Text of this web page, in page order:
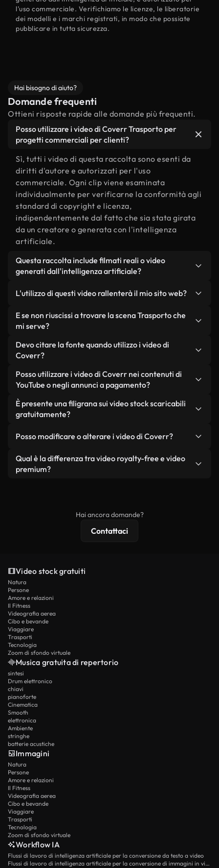
l'uso commerciale. Verifichiamo le licenze, le liberatorie
dei modelli e i marchi registrati, in modo che possiate
pubblicare in tutta sicurezza.
Hai bisogno di aiuto?
Domande frequenti
Ottieni risposte rapide alle domande più frequenti.
Posso utilizzare i video di Coverr Trasporto per
progetti commerciali per clienti?
Sì, tutti i video di questa raccolta sono esenti da
diritti d'autore e autorizzati per l'uso
commerciale. Ogni clip viene esaminata
individualmente per verificarne la conformità agli
standard di copyright e licenza,
indipendentemente dal fatto che sia stata girata
da un creatore o generata con l'intelligenza
artificiale.
Questa raccolta include filmati reali o video
generati dall'intelligenza artificiale?
da filmati reali, girati da persone, relativi a
Trasporto, e da video generati dall'intelligenza
artificiale. Ogni video è chiaramente etichettato,
L'utilizzo di questi video rallenterà il mio sito web?
Non se scegli le nostre versioni ottimizzate.
Offriamo formati leggeri e pronti per il web,
mantengono alta la qualità, riducono al minimo i
tempi di caricamento e migliorano parametri
come LCP.
E se non riuscissi a trovare la scena Trasporto che
mi serve?
Puoi crearne uno all'istante utilizzando Coverr AI
Studio. Ti basta descrivere la scena, ad esempio
pochi secondi un video personalizzato in
conformità con i nostri standard di licenza.
Devo citare la fonte quando utilizzo i video di
Coverr?
Non è richiesto alcun riconoscimento dell'autore.
Tutti i video presenti nella nostra libreria sono
senza citare il creatore, sebbene sia sempre
gradito.
Posso utilizzare i video di Coverr nei contenuti di
YouTube o negli annunci a pagamento?
Sì. Tutti i filmati di Coverr possono essere utilizzati
in video monetizzati su YouTube, promozioni sui
condizione che non si rivendano o ridistribuiscano
È presente una filigrana sui video stock scaricabili
gratuitamente?
reali o generati dall'intelligenza artificiale, include
filigrane. Avrai a disposizione filmati puliti e pronti
all'uso.
Posso modificare o alterare i video di Coverr?
Sì. Siete liberi di tagliare, ritagliare o remixare i
nostri video. Assicuratevi solo che il prodotto
Qual è la differenza tra video royalty-free e video
premium?
Hai ancora domande?
Contattaci
Video stock gratuiti
Natura
Persone
Amore e relazioni
Il Fitness
Videografia aerea
Cibo e bevande
Viaggiare
Trasporti
Tecnologia
Zoom di sfondo virtuale
Musica gratuita di repertorio
sintesi
Drum elettronico
chiavi
pianoforte
Cinematica
Smooth
elettronica
Ambiente
stringhe
batterie acustiche
Immagini
Natura
Persone
Amore e relazioni
Il Fitness
Videografia aerea
Cibo e bevande
Viaggiare
Trasporti
Tecnologia
Zoom di sfondo virtuale
Workflow IA
Flussi di lavoro di intelligenza artificiale per la conversione da testo a video
Flussi di lavoro di intelligenza artificiale per la conversione di immagini in video